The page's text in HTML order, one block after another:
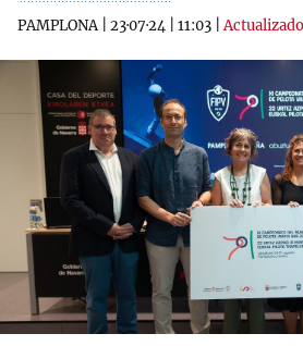
PAMPLONA| 23·07·24 11:03 |